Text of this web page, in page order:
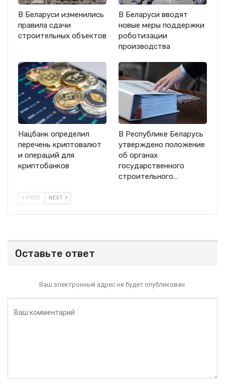
В Беларуси изменились
правила сдачи
строительных объектов
В Беларуси вводят
новые меры поддержки
роботизации
производства
Нацбанк определил
перечень криптовалют
и операций для
криптобанков
В Республике Беларусь
утверждено положение
об органах
государственного
строительного…
PREV NEXT
Оставьте ответ
Ваш электронный адрес не будет опубликован.